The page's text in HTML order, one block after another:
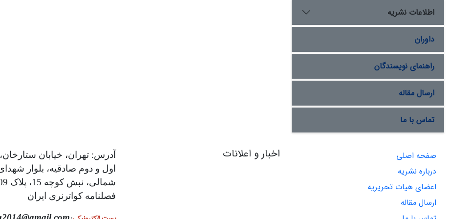
اطلاعات نشریه
داوران
راهنمای نویسندگان
ارسال مقاله
تماس با ما
صفحه اصلی
درباره نشریه
اعضای هیات تحریریه
ارسال مقاله
اخبار و اعلانات
آدرس: تهران، خیابان
اول و دوم صادقیه، بلوار
فصلنامه کواترنری ایران